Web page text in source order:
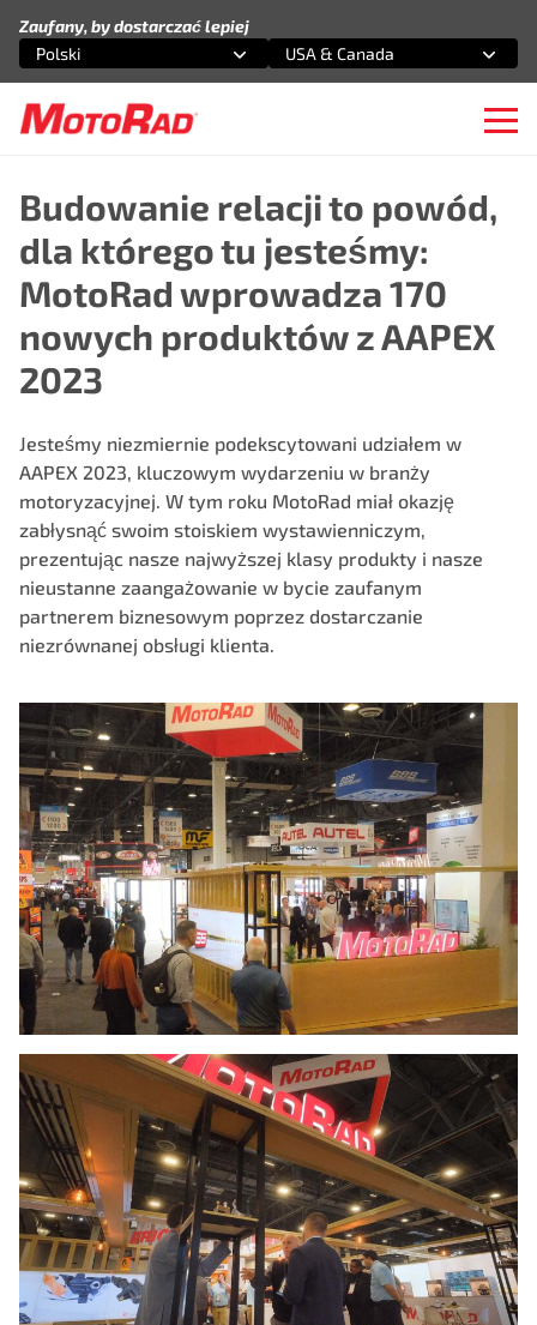
Zaufany, by dostarczać lepiej
Wybierz opcję
Polski
Wybierz opcję
USA & Canada
Budowanie relacji to powód,
dla którego tu jesteśmy:
MotoRad wprowadza 170
nowych produktów z AAPEX
2023
Jesteśmy niezmiernie podekscytowani udziałem w
AAPEX 2023, kluczowym wydarzeniu w branży
motoryzacyjnej. W tym roku MotoRad miał okazję
zabłysnąć swoim stoiskiem wystawienniczym,
prezentując nasze najwyższej klasy produkty i nasze
nieustanne zaangażowanie w bycie zaufanym
partnerem biznesowym poprzez dostarczanie
niezrównanej obsługi klienta.